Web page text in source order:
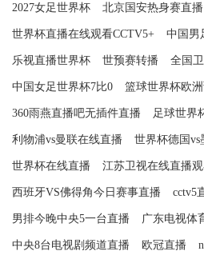
2027女足世界杯 北京国安热身赛直播
世界杯直播在线观看CCTV5+ 中国男
乐视直播世界杯 世预赛转播 全国
中国女足世界杯7比0 篮球世界杯欧
360雨燕直播吧无插件直播 足球世界
利物浦vs曼联在线直播 世界杯德国vs
世界杯在线直播 江苏卫视在线直播
西班牙VS佛得角今日赛事直播 cctv5
男排今晚中央5一台直播 广东电视体
中央8台电视剧频道直播 欧冠直播